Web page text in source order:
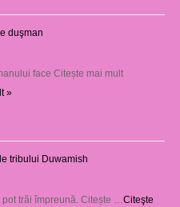
duşman
face Citește mai mult
»
tribului Duwamish
pot trăi împreună. Citește …Citeşte